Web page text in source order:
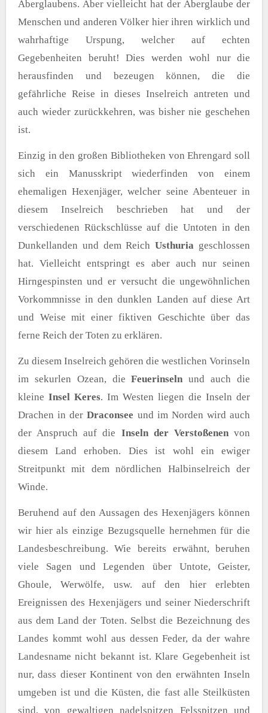
Aberglaubens. Aber vielleicht hat der Aberglaube der
Menschen und anderen Völker hier ihren wirklich und
wahrhaftige Urspung, welcher auf echten
Gegebenheiten beruht! Dies werden wohl nur die
herausfinden und bezeugen können, die die
gefährliche Reise in dieses Inselreich antreten und
auch wieder zurückkehren, was bisher nie geschehen
ist.
Einzig in den großen Bibliotheken von Ehrengard soll
sich ein Manusskript wiederfinden von einem
ehemaligen Hexenjäger, welcher seine Abenteuer in
diesem Inselreich beschrieben hat und der
verschiedenen Rückschlüsse auf die Untoten in den
Dunkellanden und dem ReichUsthuria geschlossen
hat. Vielleicht entspringt es aber auch nur seinen
Hirngespinsten und er versucht die ungewöhnlichen
Vorkommnisse in den dunklen Landen auf diese Art
und Weise mit einer fiktiven Geschichte über das
ferne Reich der Toten zu erklären.
Zu diesem Inselreich gehören die westlichen Vorinseln
im sekurlen Ozean, dieFeuerinseln und auch die
kleine Insel Keres. Im Westen liegen die Inseln der
Drachen in derDraconsee und im Norden wird auch
der Anspruch auf die Inseln der Verstoßenen von
diesem Land erhoben. Dies ist wohl ein ewiger
Streitpunkt mit dem nördlichen Halbinselreich der
Winde.
Beruhend auf den Aussagen des Hexenjägers können
wir hier als einzige Bezugsquelle hernehmen für die
Landesbeschreibung. Wie bereits erwähnt, beruhen
viele Sagen und Legenden über Untote, Geister,
Ghoule, Werwölfe, usw. auf den hier erlebten
Ereignissen des Hexenjägers und seiner Niederschrift
aus dem Land der Toten. Selbst die Bezeichnung des
Landes kommt wohl aus dessen Feder, da der wahre
Landesname nicht bekannt ist. Klare Gegebenheit ist
nur, dass dieser Kontinent von den erwähnten Inseln
umgeben ist und die Küsten, die fast alle Steilküsten
sind, von gewaltigen nadelspitzen Felsspitzen und